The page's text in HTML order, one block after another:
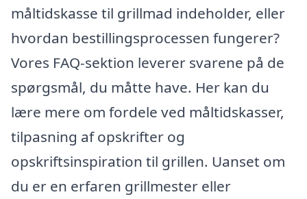
måltidskasse til grillmad indeholder, eller
hvordan bestillingsprocessen fungerer?
Vores FAQ-sektion leverer svarene på de
spørgsmål, du måtte have. Her kan du
lære mere om fordele ved måltidskasser,
tilpasning af opskrifter og
opskriftsinspiration til grillen. Uanset om
du er en erfaren grillmester eller